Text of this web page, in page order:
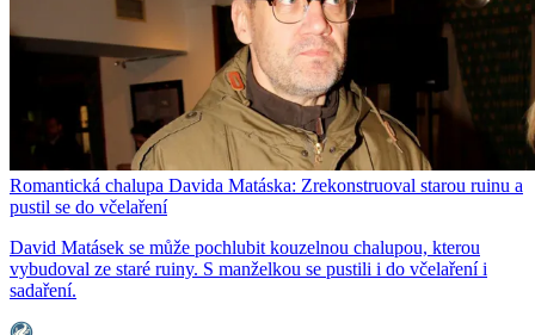
Romantická chalupa Davida Matáska: Zrekonstruoval starou ruinu a
pustil se do včelaření
David Matásek se může pochlubit kouzelnou chalupou, kterou
vybudoval ze staré ruiny. S manželkou se pustili i do včelaření i
sadaření.